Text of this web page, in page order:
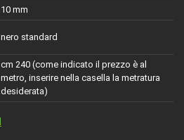
10 mm
nero standard
cm 240 (come indicato il prezzo è al
metro, inserire nella casella la metratura
desiderata)